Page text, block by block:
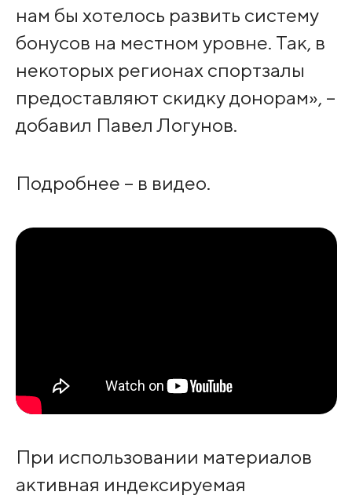
нам бы хотелось развить систему
бонусов на местном уровне. Так, в
некоторых регионах спортзалы
предоставляют скидку донорам», –
добавил Павел Логунов.
Подробнее – в видео.
При использовании материалов
активная индексируемая